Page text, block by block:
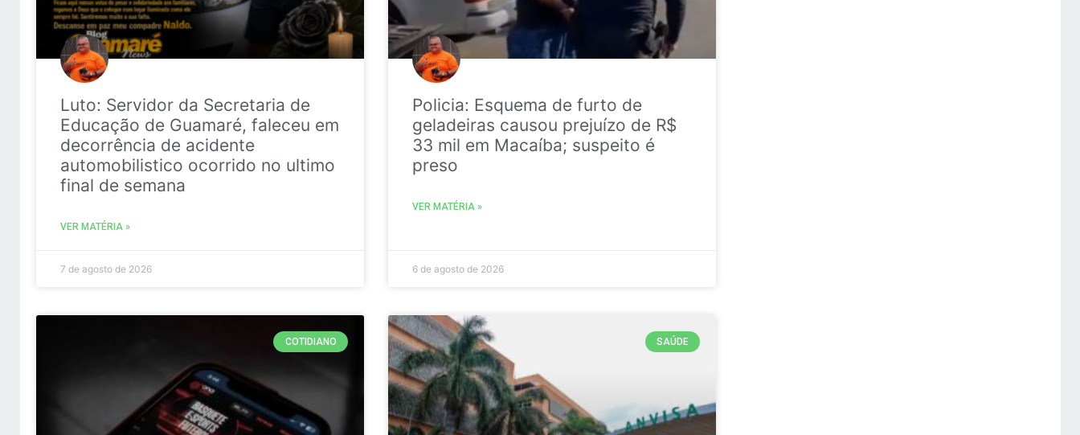
Luto: Servidor da Secretaria de
Educação de Guamaré, faleceu em
decorrência de acidente
automobilistico ocorrido no ultimo
final de semana
VER MATÉRIA »
7 de agosto de 2026
Policia: Esquema de furto de
geladeiras causou prejuízo de R$
33 mil em Macaíba; suspeito é
preso
VER MATÉRIA »
6 de agosto de 2026
COTIDIANO SAÚDE